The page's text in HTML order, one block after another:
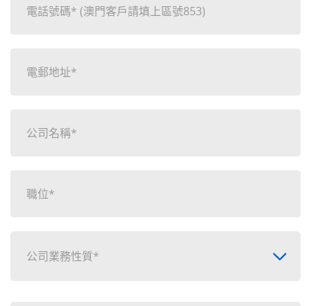
公司業務性質*